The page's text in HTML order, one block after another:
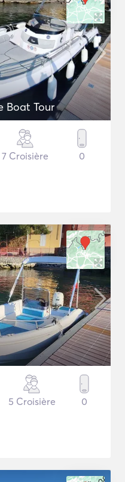
Boat Tour
7 Croisière 0
5 Croisière 0